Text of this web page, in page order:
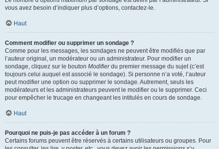
vous avez besoin d’indiquer plus d’options, contactez-le.
Haut
Comment modifier ou supprimer un sondage ?
Comme pour les messages, les sondages ne peuvent être modifiés que par
l’auteur original, un modérateur ou un administrateur. Pour modifier un
sondage, cliquez sur le bouton Modifierdu premier message du sujet (c’est
toujours celui auquel est associé le sondage). Si personne n’a voté, l’auteur
peut modifier une option ou supprimer le sondage. Autrement, seuls les
modérateurs et les administrateurs peuvent le modifier ou le supprimer. Ceci
pour empêcher le trucage en changeant les intitulés en cours de sondage.
Haut
Pourquoi ne puis-je pas accéder à un forum ?
Certains forums peuvent être réservés à certains utilisateurs ou groupes. Pour